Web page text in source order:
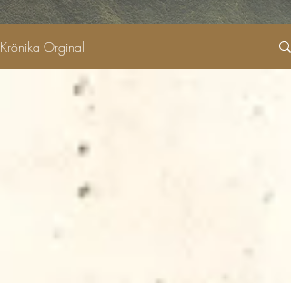
Krönika Orginal